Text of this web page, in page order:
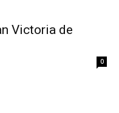
Victoria de
0